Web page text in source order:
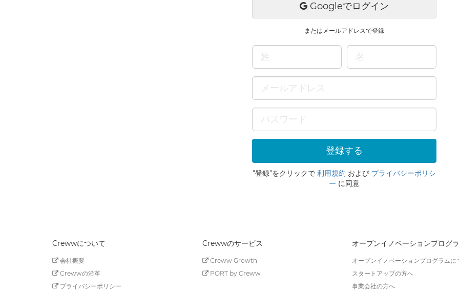
Googleでログイン
またはメールアドレスで登録
"登録"をクリックで 利用規約 および プライバシーポリシ
ー に同意
Crewwについて
会社概要
Crewwの沿革
プライバシーポリシー
Crewwのサービス
Creww Growth
PORT by Creww
オープンイノベーションプログ
オープンイノベーションプログラムに
スタートアップの方へ
事業会社の方へ